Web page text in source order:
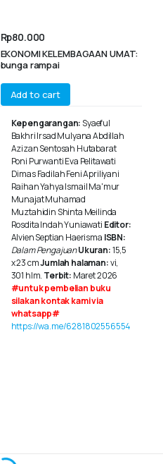
Rp80.000
EKONOMI KELEMBAGAAN UMAT:
bunga rampai
Add to cart
Kepengarangan:Syaeful
Bakhri Irsad Mulyana Abdillah
Azizan Sentosah Hutabarat
Poni Purwanti Eva Pelitawati
Dimas Fadilah Feni Apriliyani
Raihan Yahya Ismail Ma'mur
Munajat Muhamad
Muztahidin Shinta Meilinda
Rosdita Indah Yuniawati Editor:
Alvien Septian Haerisma ISBN:
Dalam PengajuanUkuran:15,5
x 23 cmJumlah halaman:vi,
301 hlm. Terbit: Maret 2026
#untuk pembelian buku
silakan kontak kami via
whatsapp#
https://wa.me/6281802556554